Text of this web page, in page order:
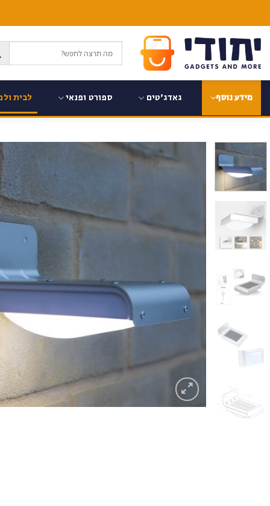
content
מידע נוסף גאדג'טים ספורט ופנאי לבית